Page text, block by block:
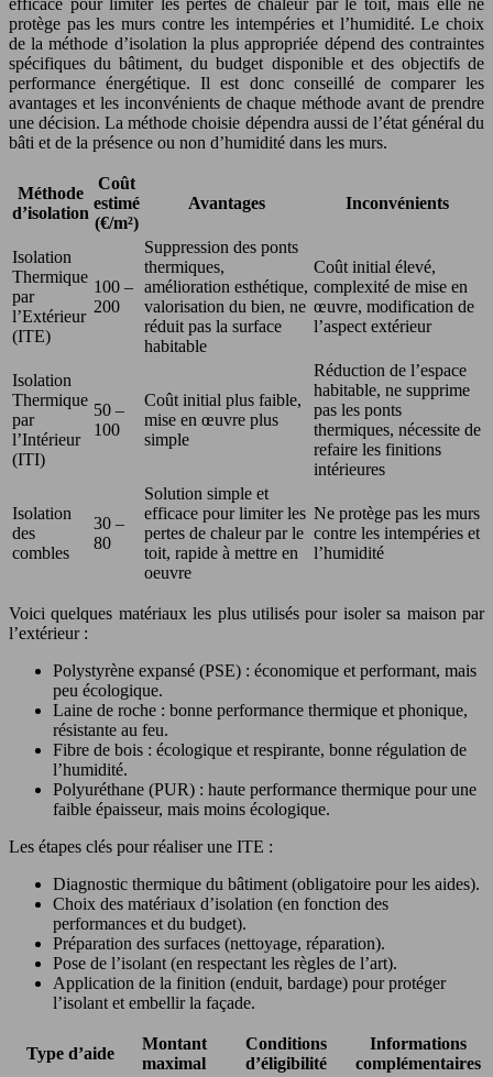
efficace pour limiter les pertes de chaleur par le toit, mais elle ne
protège pas les murs contre les intempéries et l’humidité. Le choix
de la méthode d’isolation la plus appropriée dépend des contraintes
spécifiques du bâtiment, du budget disponible et des objectifs de
performance énergétique. Il est donc conseillé de comparer les
avantages et les inconvénients de chaque méthode avant de prendre
une décision. La méthode choisie dépendra aussi de l’état général du
bâti et de la présence ou non d’humidité dans les murs.
Méthode
d’isolation
Coût
estimé
(€/m²)
Avantages Inconvénients
Isolation
Thermique
par
l’Extérieur
(ITE)
100 –
200
Suppression des ponts
thermiques,
amélioration esthétique,
valorisation du bien, ne
réduit pas la surface
habitable
Coût initial élevé,
complexité de mise en
œuvre, modification de
l’aspect extérieur
Isolation
Thermique
par
l’Intérieur
(ITI)
50 –
100
Coût initial plus faible,
mise en œuvre plus
simple
Réduction de l’espace
habitable, ne supprime
pas les ponts
thermiques, nécessite de
refaire les finitions
intérieures
Isolation
des
combles
30 –
80
Solution simple et
efficace pour limiter les
pertes de chaleur par le
toit, rapide à mettre en
oeuvre
Ne protège pas les murs
contre les intempéries et
l’humidité
Voici quelques matériaux les plus utilisés pour isoler sa maison par
l’extérieur :
Polystyrène expansé (PSE) : économique et performant, mais
peu écologique.
Laine de roche : bonne performance thermique et phonique,
résistante au feu.
Fibre de bois : écologique et respirante, bonne régulation de
l’humidité.
Polyuréthane (PUR) : haute performance thermique pour une
faible épaisseur, mais moins écologique.
Les étapes clés pour réaliser une ITE :
Diagnostic thermique du bâtiment (obligatoire pour les aides).
Choix des matériaux d’isolation (en fonction des
performances et du budget).
Préparation des surfaces (nettoyage, réparation).
Pose de l’isolant (en respectant les règles de l’art).
Application de la finition (enduit, bardage) pour protéger
l’isolant et embellir la façade.
Type d’aide
Montant
maximal
Conditions
d’éligibilité
Informations
complémentaires